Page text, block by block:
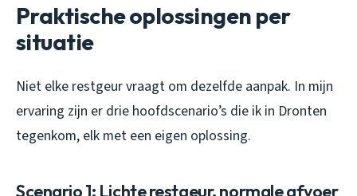
Praktische oplossingen per
situatie
Niet elke restgeur vraagt om dezelfde aanpak. In mijn
ervaring zijn er drie hoofdscenario’s die ik in Dronten
tegenkom, elk met een eigen oplossing.
Scenario 1: Lichte restgeur, normale afvoer